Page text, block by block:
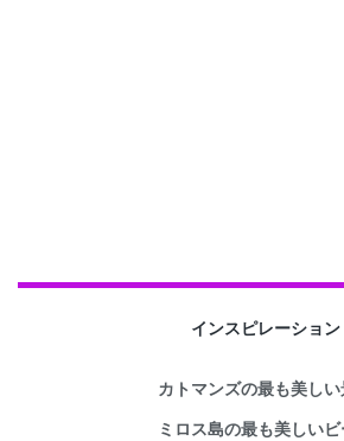
インスピレーション
カトマンズの最も美し
ミロス島の最も美しい